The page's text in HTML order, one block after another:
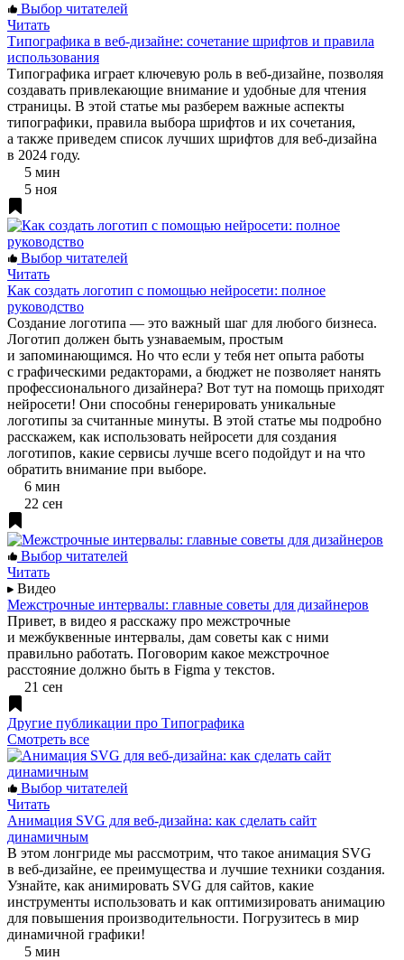
Выбор читателей
Читать
Типографика в веб-дизайне: сочетание шрифтов и правила
использования
Типографика играет ключевую роль в веб-дизайне, позволяя
создавать привлекающие внимание и удобные для чтения
страницы. В этой статье мы разберем важные аспекты
типографики, правила выбора шрифтов и их сочетания,
а также приведем список лучших шрифтов для веб-дизайна
в 2024 году.
5 мин
5 ноя
Выбор читателей
Читать
Как создать логотип с помощью нейросети: полное
руководство
Создание логотипа — это важный шаг для любого бизнеса.
Логотип должен быть узнаваемым, простым
и запоминающимся. Но что если у тебя нет опыта работы
с графическими редакторами, а бюджет не позволяет нанять
профессионального дизайнера? Вот тут на помощь приходят
нейросети! Они способны генерировать уникальные
логотипы за считанные минуты. В этой статье мы подробно
расскажем, как использовать нейросети для создания
логотипов, какие сервисы лучше всего подойдут и на что
обратить внимание при выборе.
6 мин
22 сен
Выбор читателей
Читать
Видео
Межстрочные интервалы: главные советы для дизайнеров
Привет, в видео я расскажу про межстрочные
и межбуквенные интервалы, дам советы как с ними
правильно работать. Поговорим какое межстрочное
расстояние должно быть в Figma у текстов.
21 сен
Другие публикации про Типографика
Смотреть все
Выбор читателей
Читать
Анимация SVG для веб-дизайна: как сделать сайт
динамичным
В этом лонгриде мы рассмотрим, что такое анимация SVG
в веб-дизайне, ее преимущества и лучшие техники создания.
Узнайте, как анимировать SVG для сайтов, какие
инструменты использовать и как оптимизировать анимацию
для повышения производительности. Погрузитесь в мир
динамичной графики!
5 мин